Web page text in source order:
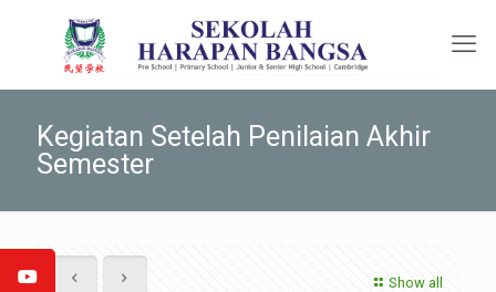
Kegiatan Setelah Penilaian Akhir
Semester
Show all